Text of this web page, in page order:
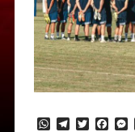
W T
T
F